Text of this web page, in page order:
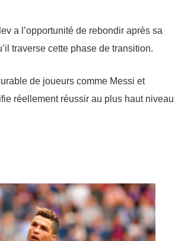
a l’opportunité de rebondir après sa
traverse cette phase de transition.
de joueurs comme Messi et
réellement réussir au plus haut niveau